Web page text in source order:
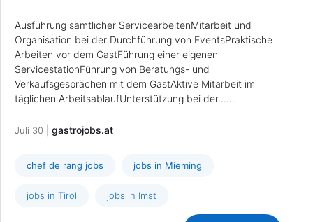
Ausführung sämtlicher ServicearbeitenMitarbeit und
Organisation bei der Durchführung von EventsPraktische
Arbeiten vor dem GastFührung einer eigenen
ServicestationFührung von Beratungs- und
Verkaufsgesprächen mit dem GastAktive Mitarbeit im
täglichen ArbeitsablaufUnterstützung bei der......
Juli 30 gastrojobs.at
chef de rang jobs jobs in Mieming
jobs in Tirol jobs in Imst